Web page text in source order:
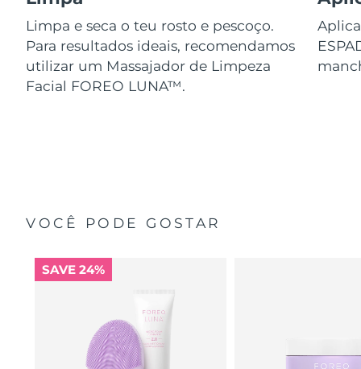
Limpa e seca o teu rosto e pescoço.
Para resultados ideais, recomendamos
utilizar um Massajador de Limpeza
Facial FOREO LUNA™.
VOCÊ PODE GOSTAR
SAVE 24%